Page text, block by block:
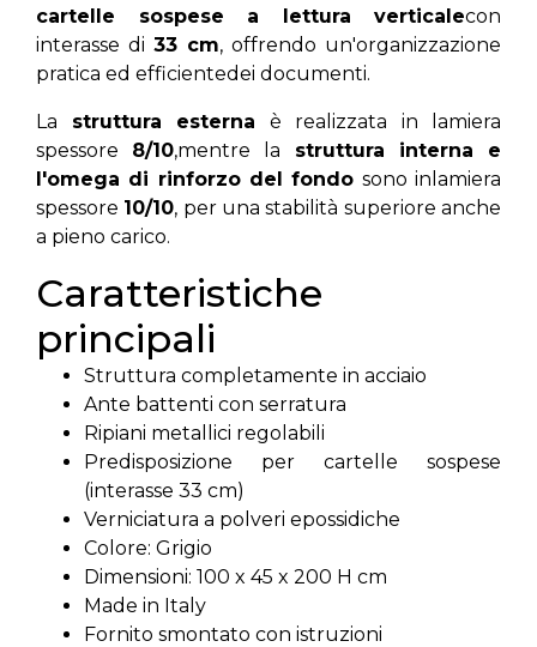
cartelle sospese a lettura verticalecon
interasse di 33 cm, offrendo un'organizzazione
pratica ed efficientedei documenti.
La struttura esterna è realizzata in lamiera
spessore 8/10,mentre la struttura interna e
l'omega di rinforzo del fondo sono inlamiera
spessore 10/10, per una stabilità superiore anche
a pieno carico.
Caratteristiche
principali
Struttura completamente in acciaio
Ante battenti con serratura
Ripiani metallici regolabili
Predisposizione per cartelle sospese
(interasse 33 cm)
Verniciatura a polveri epossidiche
Colore: Grigio
Dimensioni: 100 x 45 x 200 H cm
Made in Italy
Fornito smontato con istruzioni